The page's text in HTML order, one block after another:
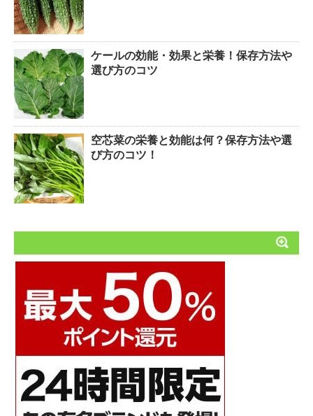
ケールの効能・効果と栄養！保存方法や
選び方のコツ
空芯菜の栄養と効能は何？保存方法や選
び方のコツ！